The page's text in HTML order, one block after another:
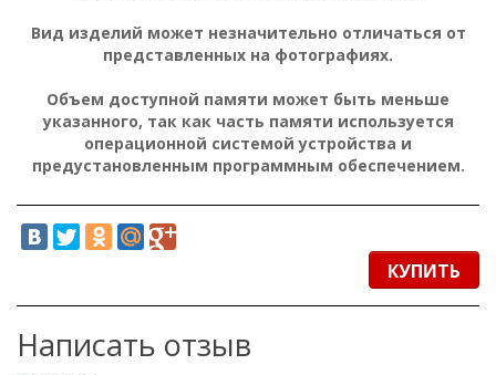
Вид изделий может незначительно отличаться от
представленных на фотографиях.
Объем доступной памяти может быть меньше
указанного, так как часть памяти используется
операционной системой устройства и
предустановленным программным обеспечением.
КУПИТЬ
Написать отзыв